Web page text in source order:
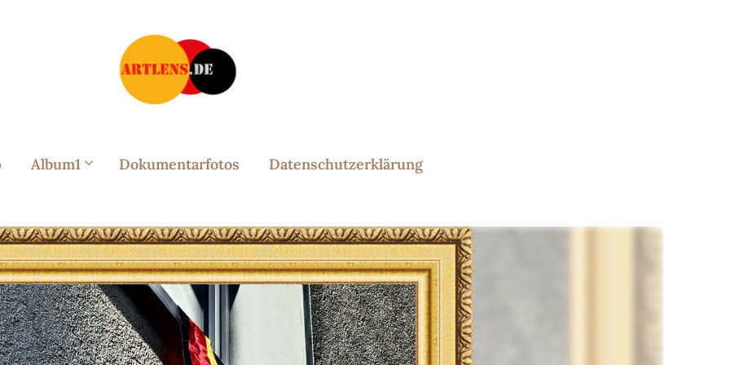
Album1 Dokumentarfotos Datenschutzerklärung